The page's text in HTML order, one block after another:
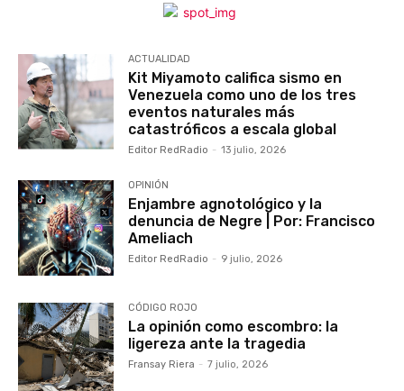
ACTUALIDAD
Kit Miyamoto califica sismo en
Venezuela como uno de los tres
eventos naturales más
catastróficos a escala global
Editor RedRadio - 13 julio, 2026
OPINIÓN
Enjambre agnotológico y la
denuncia de Negre | Por: Francisco
Ameliach
Editor RedRadio - 9 julio, 2026
CÓDIGO ROJO
La opinión como escombro: la
ligereza ante la tragedia
Fransay Riera - 7 julio, 2026